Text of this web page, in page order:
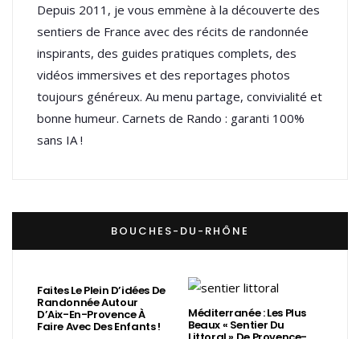
Depuis 2011, je vous emmène à la découverte des
sentiers de France avec des récits de randonnée
inspirants, des guides pratiques complets, des
vidéos immersives et des reportages photos
toujours généreux. Au menu partage, convivialité et
bonne humeur. Carnets de Rando : garanti 100%
sans IA !
BOUCHES-DU-RHÔNE
Faites Le Plein D’idées De
Randonnée Autour
D’Aix-En-Provence À
Faire Avec Des Enfants !
Méditerranée : Les Plus
Beaux « Sentier Du